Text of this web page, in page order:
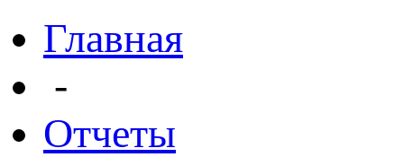
Главная
-
Отчеты